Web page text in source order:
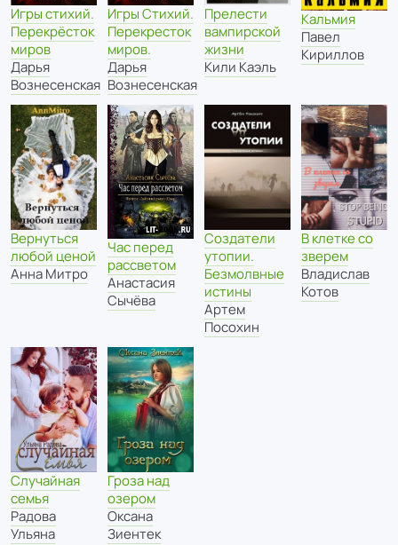
Игры стихий.
Перекрёсток
миров
Дарья
Вознесенская
Игры Стихий.
Перекресток
миров.
Дарья
Вознесенская
Прелести
вампирской
жизни
Кили Каэль
Кальмия
Павел
Кириллов
Вернуться
любой ценой
Анна Митро
Час перед
рассветом
Анастасия
Сычёва
Создатели
утопии.
Безмолвные
истины
Артем
Посохин
В клетке со
зверем
Владислав
Котов
Случайная
семья
Радова
Ульяна
Гроза над
озером
Оксана
Зиентек